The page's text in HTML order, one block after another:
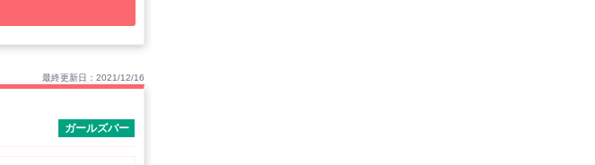
最終更新日：2021/12/16
ガールズバー